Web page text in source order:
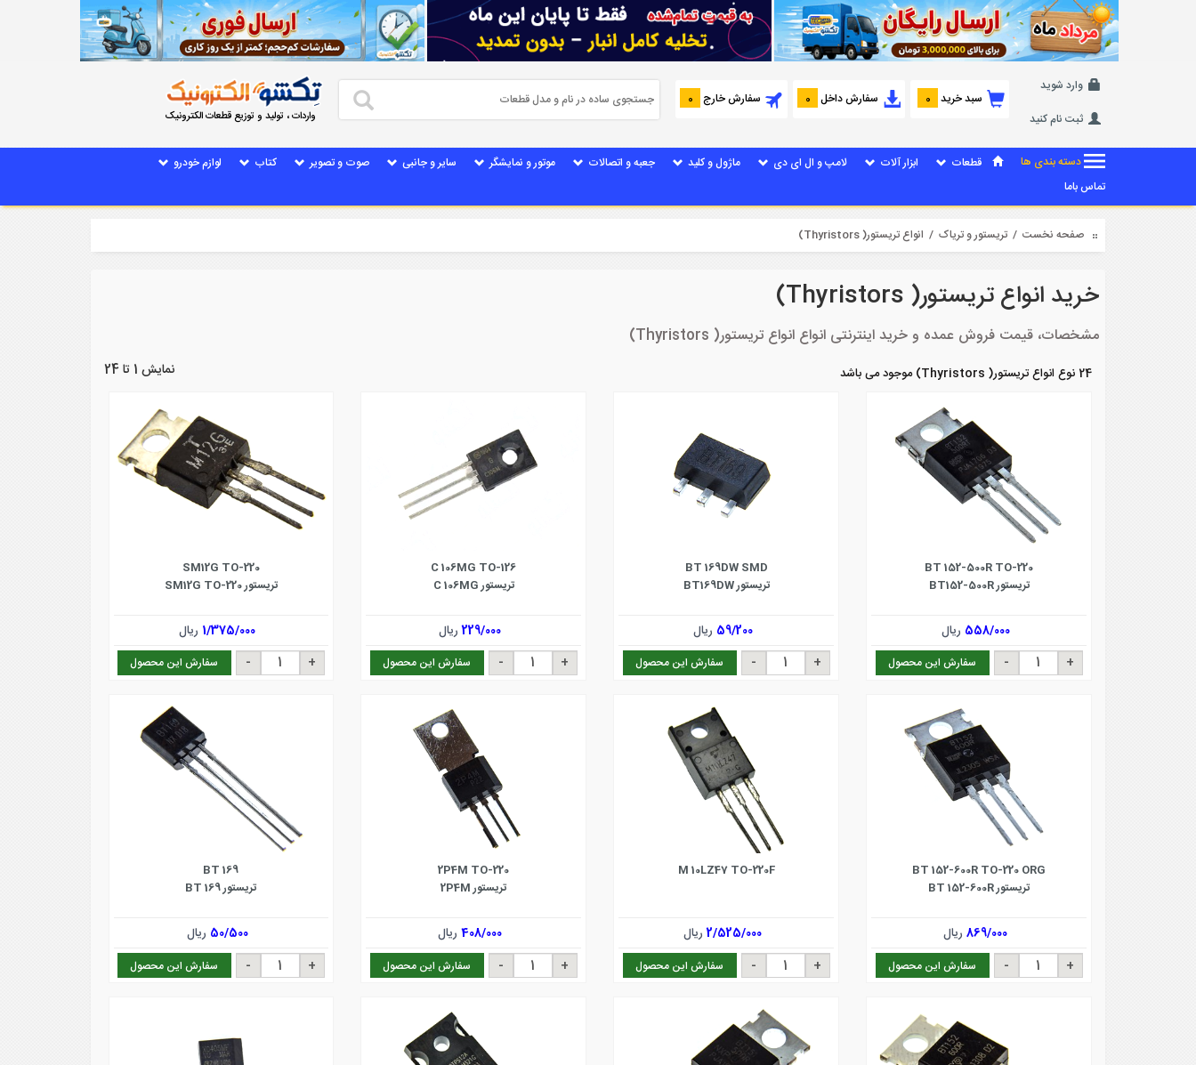
وارد شوید
ثبت نام کنید
سبد خرید 0 سفارش داخل 0 سفارش خارج 0
واردات ، تولید و توزیع قطعات الکترونیک
دسته بندی ها قطعات ابزار آلات لامپ و ال ای دی ماژول و کلید جعبه و اتصالات موتور و نمایشگر سایر و جانبی صوت و تصویر کتاب
لوازم خودرو
تماس باما
صفحه نخست / تریستور و تریاک / انواع تریستور( Thyristors)
خرید انواع تریستور( Thyristors)
مشخصات، قیمت فروش عمده و خرید اینترنتی انواع انواع تریستور( Thyristors)
24 نوع انواع تریستور( Thyristors) موجود می باشد نمایش 1 تا 24
BT 152-500R TO-220
تریستور BT152-500R
558/000 ریال
سفارش این محصول
BT 169DW SMD
تریستور BT169DW
59/200 ریال
سفارش این محصول
C 106MG TO-126
تریستور C 106MG
229/000ریال
سفارش این محصول
SM12G TO-220
تریستور SM12G TO-220
1/375/000 ریال
سفارش این محصول
BT 152-600R TO-220 ORG
تریستور BT 152-600R
869/000ریال
سفارش این محصول
M 10LZ47 TO-220F
2/525/000ریال
سفارش این محصول
2P4M TO-220
تریستور 2P4M
408/000ریال
سفارش این محصول
BT 169
تریستور BT 169
50/500 ریال
سفارش این محصول